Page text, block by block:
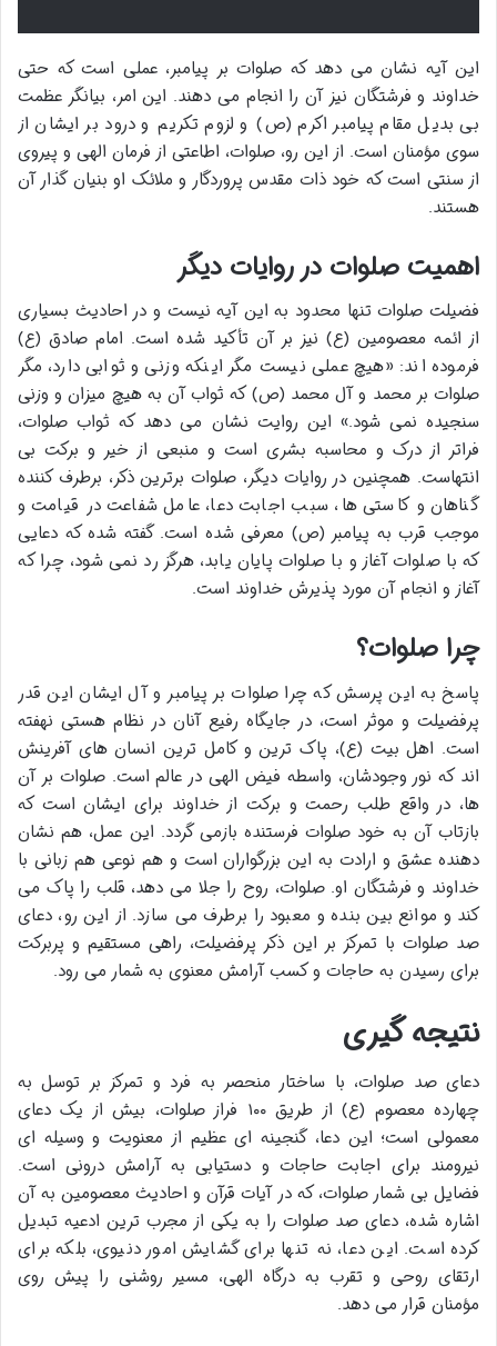
این آیه نشان می دهد که صلوات بر پیامبر، عملی است که حتی
خداوند و فرشتگان نیز آن را انجام می دهند. این امر، بیانگر عظمت
بی بدیل مقام پیامبر اکرم (ص) و لزوم تکریم و درود بر ایشان از
سوی مؤمنان است. از این رو، صلوات، اطاعتی از فرمان الهی و پیروی
از سنتی است که خود ذات مقدس پروردگار و ملائک او بنیان گذار آن
هستند.
اهمیت صلوات در روایات دیگر
فضیلت صلوات تنها محدود به این آیه نیست و در احادیث بسیاری
از ائمه معصومین (ع) نیز بر آن تأکید شده است. امام صادق (ع)
فرموده اند: «هیچ عملی نیست مگر اینکه وزنی و ثوابی دارد، مگر
صلوات بر محمد و آل محمد (ص) که ثواب آن به هیچ میزان و وزنی
سنجیده نمی شود.» این روایت نشان می دهد که ثواب صلوات،
فراتر از درک و محاسبه بشری است و منبعی از خیر و برکت بی
انتهاست. همچنین در روایات دیگر، صلوات برترین ذکر، برطرف کننده
گناهان و کاستی ها، سبب اجابت دعا، عامل شفاعت در قیامت و
موجب قرب به پیامبر (ص) معرفی شده است. گفته شده که دعایی
که با صلوات آغاز و با صلوات پایان یابد، هرگز رد نمی شود، چرا که
آغاز و انجام آن مورد پذیرش خداوند است.
چرا صلوات؟
پاسخ به این پرسش که چرا صلوات بر پیامبر و آل ایشان این قدر
پرفضیلت و موثر است، در جایگاه رفیع آنان در نظام هستی نهفته
است. اهل بیت (ع)، پاک ترین و کامل ترین انسان های آفرینش
اند که نور وجودشان، واسطه فیض الهی در عالم است. صلوات بر آن
ها، در واقع طلب رحمت و برکت از خداوند برای ایشان است که
بازتاب آن به خود صلوات فرستنده بازمی گردد. این عمل، هم نشان
دهنده عشق و ارادت به این بزرگواران است و هم نوعی هم زبانی با
خداوند و فرشتگان او. صلوات، روح را جلا می دهد، قلب را پاک می
کند و موانع بین بنده و معبود را برطرف می سازد. از این رو، دعای
صد صلوات با تمرکز بر این ذکر پرفضیلت، راهی مستقیم و پربرکت
برای رسیدن به حاجات و کسب آرامش معنوی به شمار می رود.
نتیجه گیری
دعای صد صلوات، با ساختار منحصر به فرد و تمرکز بر توسل به
چهارده معصوم (ع) از طریق ۱۰۰ فراز صلوات، بیش از یک دعای
معمولی است؛ این دعا، گنجینه ای عظیم از معنویت و وسیله ای
نیرومند برای اجابت حاجات و دستیابی به آرامش درونی است.
فضایل بی شمار صلوات، که در آیات قرآن و احادیث معصومین به آن
اشاره شده، دعای صد صلوات را به یکی از مجرب ترین ادعیه تبدیل
کرده است. این دعا، نه تنها برای گشایش امور دنیوی، بلکه برای
ارتقای روحی و تقرب به درگاه الهی، مسیر روشنی را پیش روی
مؤمنان قرار می دهد.